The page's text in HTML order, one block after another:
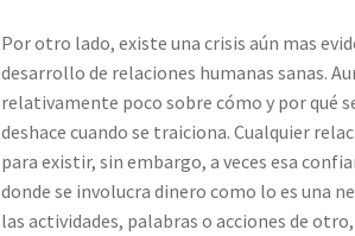
Por otro lado, existe una crisis aún mas
desarrollo de relaciones humanas sanas.
relativamente poco sobre cómo y por qué
deshace cuando se traiciona. Cualquier
para existir, sin embargo, a veces esa
donde se involucra dinero como lo es una
las actividades, palabras o acciones de